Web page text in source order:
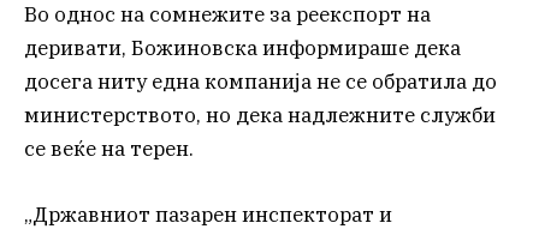
Во однос на сомнежите за реекспорт на
деривати, Божиновска информираше дека
досега ниту една компанија не се обратила до
министерството, но дека надлежните служби
се веќе на терен.
„Државниот пазарен инспекторат и